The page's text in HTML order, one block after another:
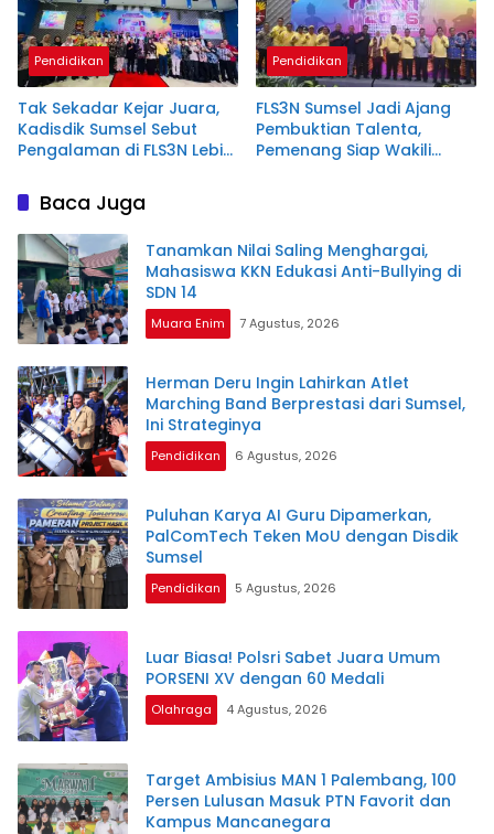
Pendidikan
Tak Sekadar Kejar Juara,
Kadisdik Sumsel Sebut
Pengalaman di FLS3N Lebih
Pendidikan
FLS3N Sumsel Jadi Ajang
Pembuktian Talenta,
Pemenang Siap Wakili
Baca Juga
Tanamkan Nilai Saling Menghargai,
Mahasiswa KKN Edukasi Anti-Bullying di
SDN 14
Muara Enim 7 Agustus, 2026
Herman Deru Ingin Lahirkan Atlet
Marching Band Berprestasi dari Sumsel,
Ini Strateginya
Pendidikan 6 Agustus, 2026
Puluhan Karya AI Guru Dipamerkan,
PalComTech Teken MoU dengan Disdik
Sumsel
Pendidikan 5 Agustus, 2026
Luar Biasa! Polsri Sabet Juara Umum
PORSENI XV dengan 60 Medali
Olahraga 4 Agustus, 2026
Target Ambisius MAN 1 Palembang, 100
Persen Lulusan Masuk PTN Favorit dan
Kampus Mancanegara